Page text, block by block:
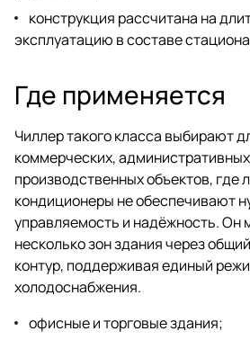
конструкция рассчитана на
эксплуатацию в составе
Где применяется
Чиллер такого класса выбирают
коммерческих,
производственных объектов, где
кондиционеры не обеспечивают
управляемость и надёжность. Он
несколько зон здания через
контур, поддерживая единый
холодоснабжения.
офисные и торговые здания;